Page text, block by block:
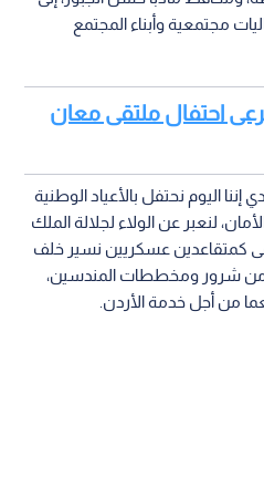
مجتمعية وأبناء المجتمع
احتفال ملتقى معان
إننا اليوم نحتفل بالأعياد الوطنية
لنعبر عن الولاء لجلالة الملك
نبقى كمتقاعدين عسكريين نسير خلف
من شرور ومخططات المندسين،
من أجل خدمة الأردن.